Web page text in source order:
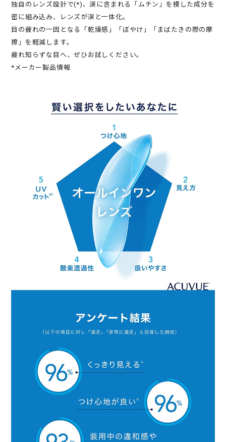
独自のレンズ設計で(*)、涙に含まれる「ムチン」を模した成分を
密に組み込み、レンズが涙と一体化。
目の疲れの一因となる「乾燥感」「ぼやけ」「まばたきの際の摩
擦」を軽減します。
疲れ知らずな目へ、ぜひお試しください。
*メーカー製品情報